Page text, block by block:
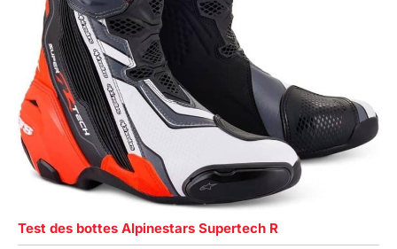
Test des bottes Alpinestars Supertech R